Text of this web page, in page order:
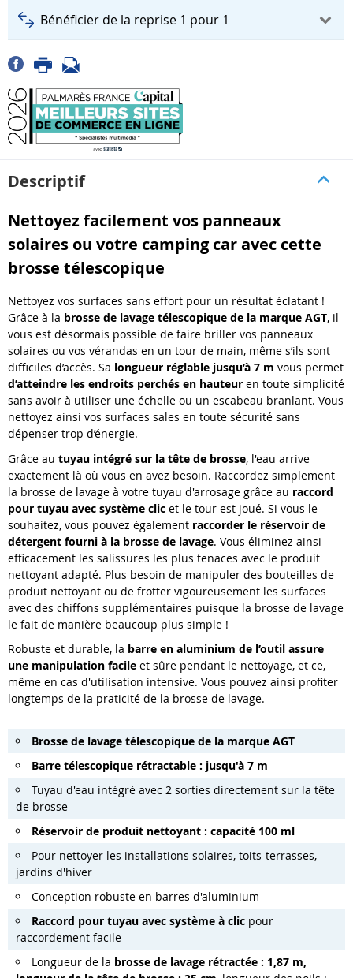
Bénéficier de la reprise 1 pour 1
Descriptif
Nettoyez facilement vos panneaux
solaires ou votre camping car avec cette
brosse télescopique
Nettoyez vos surfaces sans effort pour un résultat éclatant !
Grâce à la brosse de lavage télescopique de la marque AGT, il
vous est désormais possible de faire briller vos panneaux
solaires ou vos vérandas en un tour de main, même s’ils sont
difficiles d’accès. Sa longueur réglable jusqu’à 7 m vous permet
d’atteindre les endroits perchés en hauteur en toute simplicité
sans avoir à utiliser une échelle ou un escabeau branlant. Vous
nettoyez ainsi vos surfaces sales en toute sécurité sans
dépenser trop d’énergie.
Grâce au tuyau intégré sur la tête de brosse, l'eau arrive
exactement là où vous en avez besoin. Raccordez simplement
la brosse de lavage à votre tuyau d'arrosage grâce au raccord
pour tuyau avec système clic et le tour est joué. Si vous le
souhaitez, vous pouvez également raccorder le réservoir de
détergent fourni à la brosse de lavage. Vous éliminez ainsi
efficacement les salissures les plus tenaces avec le produit
nettoyant adapté. Plus besoin de manipuler des bouteilles de
produit nettoyant ou de frotter vigoureusement les surfaces
avec des chiffons supplémentaires puisque la brosse de lavage
le fait de manière beaucoup plus simple !
Robuste et durable, la barre en aluminium de l’outil assure
une manipulation facile et sûre pendant le nettoyage, et ce,
même en cas d'utilisation intensive. Vous pouvez ainsi profiter
longtemps de la praticité de la brosse de lavage.
Brosse de lavage télescopique de la marque AGT
Barre télescopique rétractable : jusqu'à 7 m
Tuyau d'eau intégré avec 2 sorties directement sur la tête
de brosse
Réservoir de produit nettoyant : capacité 100 ml
Pour nettoyer les installations solaires, toits-terrasses,
jardins d'hiver
Conception robuste en barres d'aluminium
Raccord pour tuyau avec système à clic pour
raccordement facile
Longueur de la brosse de lavage rétractée : 1,87 m,